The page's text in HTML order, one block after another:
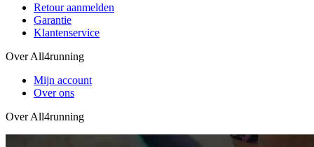
Retour aanmelden
Garantie
Klantenservice
Over All4running
Mijn account
Over ons
Over All4running